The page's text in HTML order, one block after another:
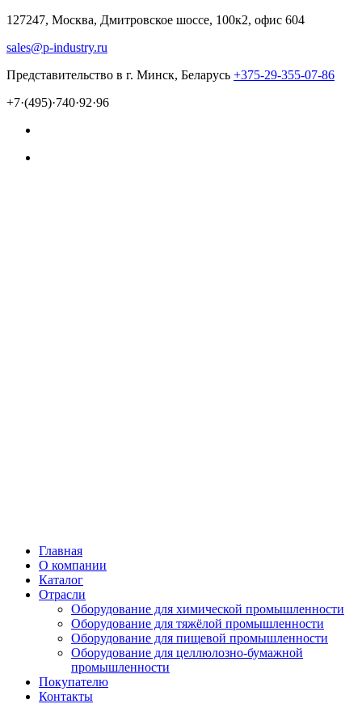
127247, Москва, Дмитровское шоссе, 100к2, офис 604
sales@p-industry.ru
Представительство в г. Минск, Беларусь +375-29-355-07-86
+7·(495)·740·92·96
Главная
О компании
Каталог
Отрасли
Оборудование для химической промышленности
Оборудование для тяжёлой промышленности
Оборудование для пищевой промышленности
Оборудование для целлюлозно-бумажной
промышленности
Покупателю
Контакты